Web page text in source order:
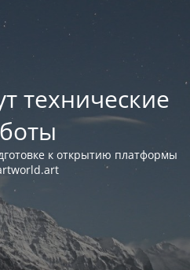
технические
к открытию платформы